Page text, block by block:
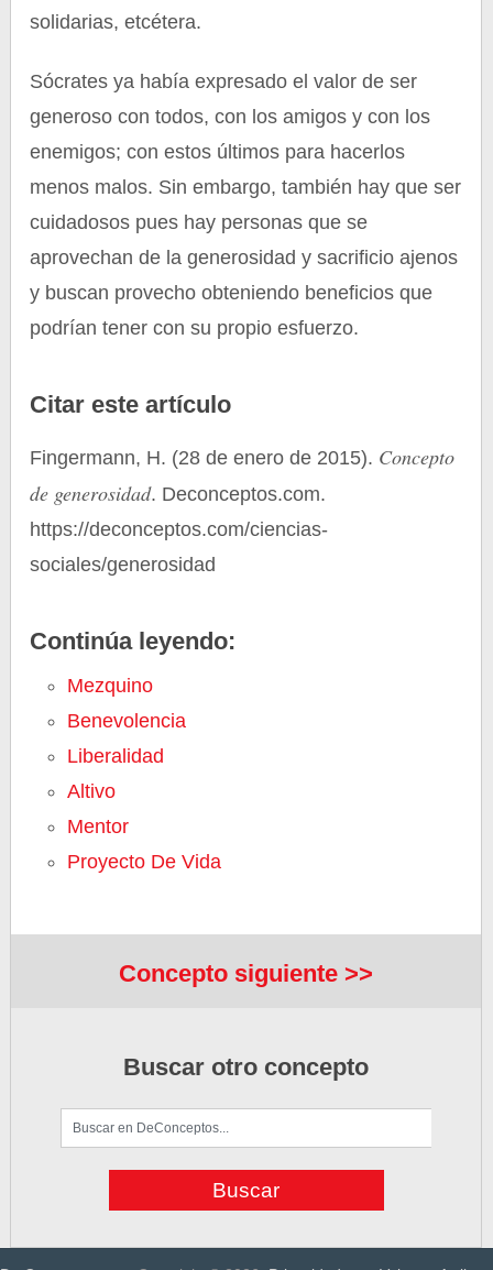
solidarias, etcétera.
Sócrates ya había expresado el valor de ser
generoso con todos, con los amigos y con los
enemigos; con estos últimos para hacerlos
menos malos. Sin embargo, también hay que ser
cuidadosos pues hay personas que se
aprovechan de la generosidad y sacrificio ajenos
y buscan provecho obteniendo beneficios que
podrían tener con su propio esfuerzo.
Citar este artículo
Fingermann, H. (28 de enero de 2015). Concepto
de generosidad. Deconceptos.com.
https://deconceptos.com/ciencias-
sociales/generosidad
Continúa leyendo:
Mezquino
Benevolencia
Liberalidad
Altivo
Mentor
Proyecto De Vida
Concepto siguiente >>
Buscar otro concepto